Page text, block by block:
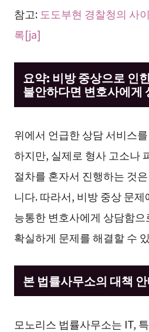
참고:도도부현 경찰청의 사
록[ja]
요약: 비방 중상으로 인
불안하다면 변호사에게
위에서 언급한 상담 서비스
하지만, 실제로 형사 고소나
절차를 혼자서 진행하는 것
니다. 따라서, 비방 중상 문
능통한 변호사에게 상담함
확실하게 문제를 해결할 수
본 법률사무소의 대책
모노리스 법률사무소는 IT,